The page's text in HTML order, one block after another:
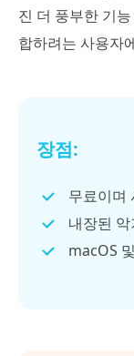
진 더 풍부한 기
합하려는 사용자
장점:
무료이며
내장된
macOS